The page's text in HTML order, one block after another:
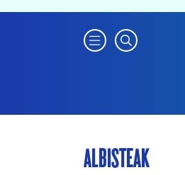
ALBISTEAK